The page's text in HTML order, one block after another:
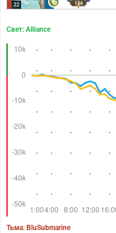
22 136
Свет: Alliance
Тьма: BluSubmarine